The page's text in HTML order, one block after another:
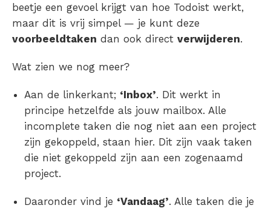
beetje een gevoel krijgt van hoe Todoist werkt,
maar dit is vrij simpel — je kunt deze
voorbeeldtaken dan ook direct verwijderen.
Wat zien we nog meer?
Aan de linkerkant; ‘Inbox’. Dit werkt in
principe hetzelfde als jouw mailbox. Alle
incomplete taken die nog niet aan een project
zijn gekoppeld, staan hier. Dit zijn vaak taken
die niet gekoppeld zijn aan een zogenaamd
project.
Daaronder vind je ‘Vandaag’. Alle taken die je